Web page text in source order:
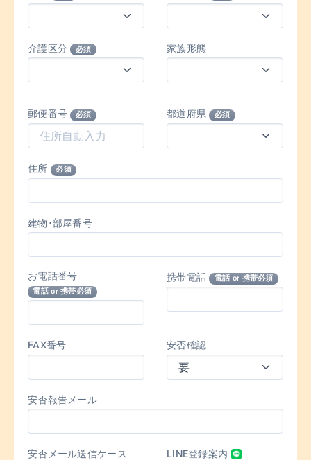
介護区分 必須 家族形態
郵便番号 必須 都道府県 必須
住所 必須
建物･部屋番号
お電話番号
電話 or 携帯必須
携帯電話 電話 or 携帯必須
FAX番号 安否確認
安否報告メール
安否メール送信ケース LINE登録案内